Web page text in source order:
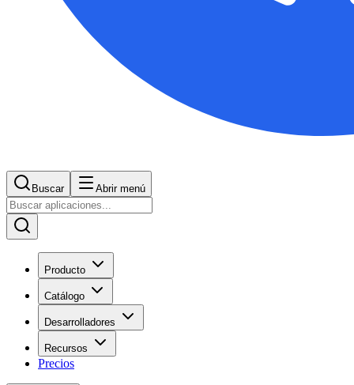
Buscar Abrir menú
Producto
Catálogo
Desarrolladores
Recursos
Precios